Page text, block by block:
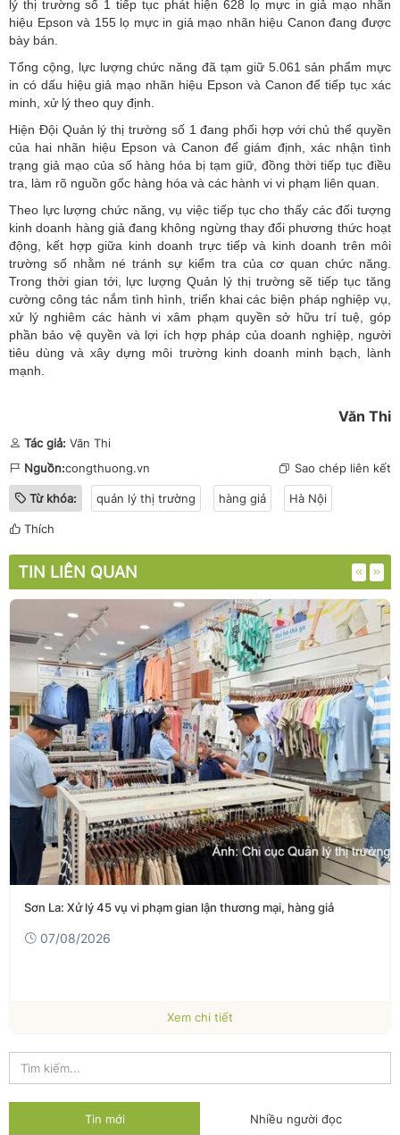
lý thị trường số 1 tiếp tục phát hiện 628 lọ mực in giả mạo nhãn
hiệu Epson và 155 lọ mực in giả mạo nhãn hiệu Canon đang được
bày bán.
Tổng cộng, lực lượng chức năng đã tạm giữ 5.061 sản phẩm mực
in có dấu hiệu giả mạo nhãn hiệu Epson và Canon để tiếp tục xác
minh, xử lý theo quy định.
Hiện Đội Quản lý thị trường số 1 đang phối hợp với chủ thể quyền
của hai nhãn hiệu Epson và Canon để giám định, xác nhận tình
trạng giả mạo của số hàng hóa bị tạm giữ, đồng thời tiếp tục điều
tra, làm rõ nguồn gốc hàng hóa và các hành vi vi phạm liên quan.
Theo lực lượng chức năng, vụ việc tiếp tục cho thấy các đối tượng
kinh doanh hàng giả đang không ngừng thay đổi phương thức hoạt
động, kết hợp giữa kinh doanh trực tiếp và kinh doanh trên môi
trường số nhằm né tránh sự kiểm tra của cơ quan chức năng.
Trong thời gian tới, lực lượng Quản lý thị trường sẽ tiếp tục tăng
cường công tác nắm tình hình, triển khai các biện pháp nghiệp vụ,
xử lý nghiêm các hành vi xâm phạm quyền sở hữu trí tuệ, góp
phần bảo vệ quyền và lợi ích hợp pháp của doanh nghiệp, người
tiêu dùng và xây dựng môi trường kinh doanh minh bạch, lành
mạnh.
Văn Thi
Tác giả: Văn Thi
Nguồn:congthuong.vn Sao chép liên kết
Từ khóa: quản lý thị trường hàng giả Hà Nội
Thích
TIN LIÊN QUAN
Sơn La: Xử lý 45 vụ vi phạm gian lận thương mại, hàng giả
07/08/2026
Xem chi tiết
Tin mới Nhiều người đọc